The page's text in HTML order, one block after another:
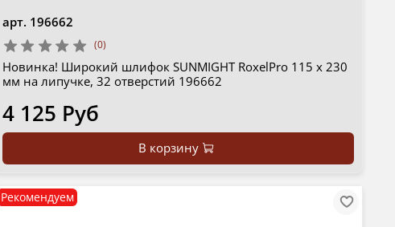
арт. 196662
(0)
Новинка! Широкий шлифок SUNMIGHT RoxelPro 115 х 230
мм на липучке, 32 отверстий 196662
4 125 Руб
В корзину
Рекомендуем